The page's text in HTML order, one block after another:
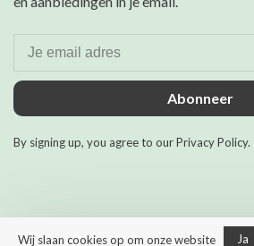
Abonneer
By signing up, you agree to our Privacy Policy.
© Copyright 2026 Maurits &
Wij slaan cookies op om onze website Ja